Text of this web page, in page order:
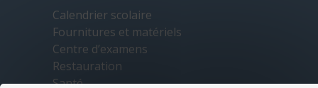
Calendrier scolaire
Fournitures et matériels
Centre d’examens
Restauration
Santé